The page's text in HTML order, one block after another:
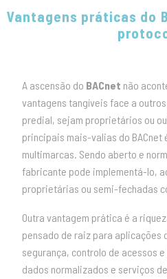
Vantagens práticas do
A ascensão do BACnet não
vantagens tangíveis face a
predial, sejam proprietários ou
principais mais-valias do
multimarcas. Sendo aberto e
fabricante pode implementá-lo,
proprietárias ou semi-fechadas
Outra vantagem prática é a
pensado de raiz para aplicações
segurança, controlo de acessos
dados normalizados e serviços